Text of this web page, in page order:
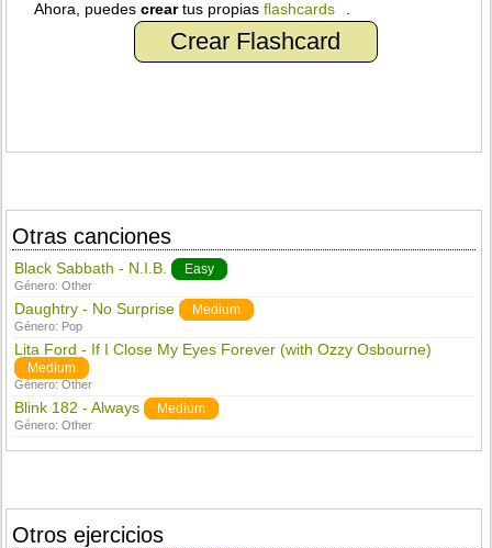
Ahora, puedescreartus propiasflashcards
Crear Flashcard
Otras canciones
Black Sabbath - N.I.B. Easy
Género:Other
Daughtry - No Surprise Medium
Género: Pop
Lita Ford - If I Close My Eyes Forever (with Ozzy Osbourne)
Medium
Género:Other
Blink 182 - Always Medium
Género:Other
Otros ejercicios